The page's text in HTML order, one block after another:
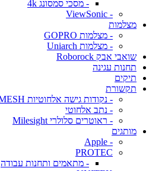
- מסכי סמסונג 4k
- ViewSonic
מצלמות
- מצלמות GOPRO
- מצלמות Uniarch
שואבי אבק Roborock
תחנות עגינה
תיקים
תקשורת
- נקודות גישה אלחוטיות MESH
- נתב אלחוטי
- ראוטרים סלולרי Milesight
מותגים
- Apple
PROTEC
- מתאמים ותחנות עבודה